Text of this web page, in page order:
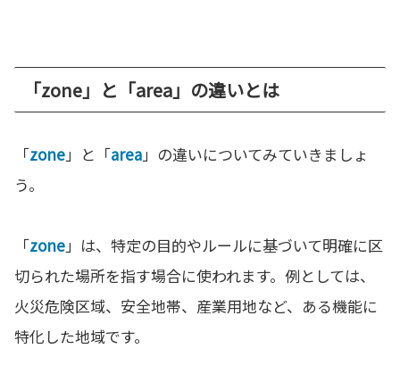
「zone」と「area」の違いとは
「zone」と「area」の違いについてみていきましょ
う。
「zone」は、特定の目的やルールに基づいて明確に区
切られた場所を指す場合に使われます。例としては、
火災危険区域、安全地帯、産業用地など、ある機能に
特化した地域です。